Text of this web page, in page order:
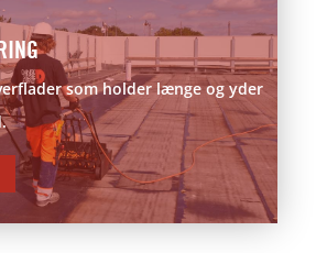
som holder længe og yder